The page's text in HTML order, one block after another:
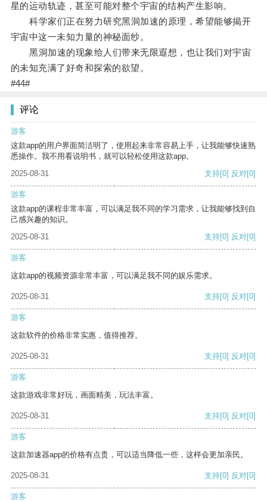
星的运动轨迹，甚至可能对整个宇宙的结构产生影响。
科学家们正在努力研究黑洞加速的原理，希望能够揭开
宇宙中这一未知力量的神秘面纱。
黑洞加速的现象给人们带来无限遐想，也让我们对宇宙
的未知充满了好奇和探索的欲望。
#44#
评论
游客
这款app的用户界面简洁明了，使用起来非常容易上手，让我能够快速熟
悉操作。我不用看说明书，就可以轻松使用这款app。
2025-08-31
支持[0] 反对[0]
游客
这款app的课程非常丰富，可以满足我不同的学习需求，让我能够找到自
己感兴趣的知识。
2025-08-31
支持[0] 反对[0]
游客
这款app的视频资源非常丰富，可以满足我不同的娱乐需求。
2025-08-31 支持[0] 反对[0]
游客
这款软件的价格非常实惠，值得推荐。
2025-08-31 支持[0] 反对[0]
游客
这款游戏非常好玩，画面精美，玩法丰富。
2025-08-31 支持[0] 反对[0]
游客
这款加速器app的价格有点贵，可以适当降低一些，这样会更加亲民。
2025-08-31 支持[0] 反对[0]
游客